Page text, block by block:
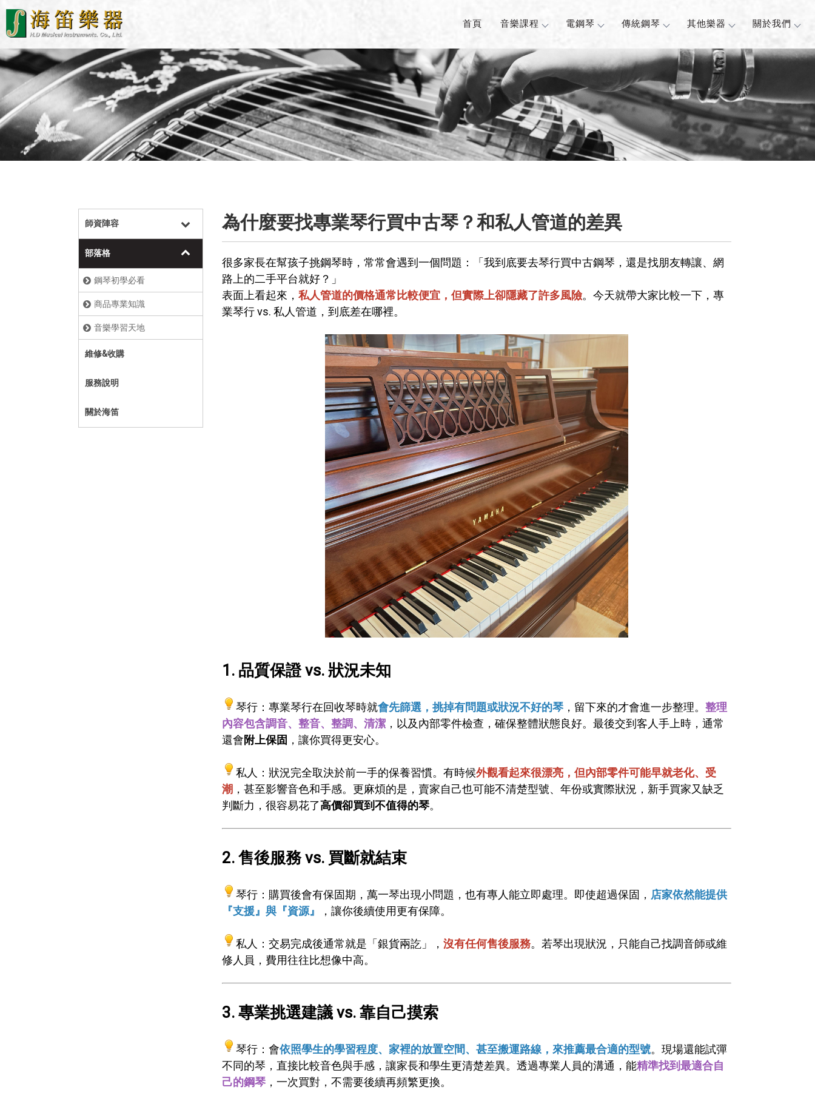
首頁 音樂課程 電鋼琴 傳統鋼琴 其他樂器 關於我們
師資陣容
部落格
鋼琴初學必看
商品專業知識
音樂學習天地
維修&收購
服務說明
關於海笛
為什麼要找專業琴行買中古琴？和私人管道的差異
很多家長在幫孩子挑鋼琴時，常常會遇到一個問題：「我到底要去琴行買中古鋼琴，還是找朋友轉讓、網
路上的二手平台就好？」
表面上看起來，私人管道的價格通常比較便宜，但實際上卻隱藏了許多風險。今天就帶大家比較一下，專
業琴行 vs. 私人管道，到底差在哪裡。
1. 品質保證 vs. 狀況未知
琴行：專業琴行在回收琴時就會先篩選，挑掉有問題或狀況不好的琴 ，留下來的才會進一步整理。整理
內容包含調音、整音、整調、清潔 ，以及內部零件檢查，確保整體狀態良好。最後交到客人手上時，通常
還會附上保固 ，讓你買得更安心。
私人：狀況完全取決於前一手的保養習慣。有時候外觀看起來很漂亮，但內部零件可能早就老化、受
潮 ，甚至影響音色和手感。更麻煩的是，賣家自己也可能不清楚型號、年份或實際狀況，新手買家又缺乏
判斷力，很容易花了高價卻買到不值得的琴。
2. 售後服務 vs. 買斷就結束
琴行：購買後會有保固期，萬一琴出現小問題，也有專人能立即處理。即使超過保固， 店家依然能提供
『支援』與『資源』
，讓你後續使用更有保障。
私人：交易完成後通常就是「銀貨兩訖」，沒有任何售後服務。若琴出現狀況，只能自己找調音師或維
修人員，費用往往比想像中高。
3. 專業挑選建議 vs. 靠自己摸索
琴行：會依照學生的學習程度、家裡的放置空間、甚至搬運路線，來推薦最合適的型號。現場還能試彈
不同的琴，直接比較音色與手感，讓家長和學生更清楚差異。透過專業人員的溝通，能精準找到最適合自
己的鋼琴 ，一次買對，不需要後續再頻繁更換。